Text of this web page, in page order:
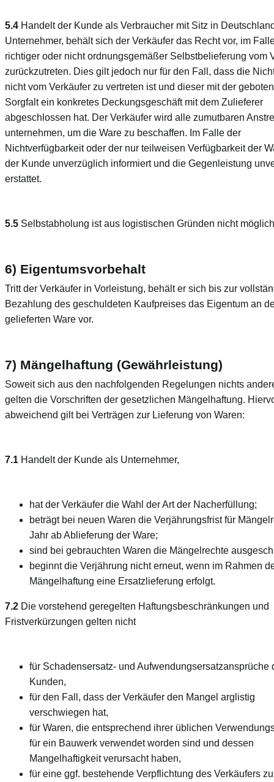
5.4 Handelt der Kunde als Verbraucher mit Sitz in
Unternehmer, behält sich der Verkäufer das Recht vor, im
richtiger oder nicht ordnungsgemäßer Selbstbelieferung vom
zurückzutreten. Dies gilt jedoch nur für den Fall, dass die
nicht vom Verkäufer zu vertreten ist und dieser mit der
Sorgfalt ein konkretes Deckungsgeschäft mit dem Zulieferer
abgeschlossen hat. Der Verkäufer wird alle zumutbaren
unternehmen, um die Ware zu beschaffen. Im Falle der
Nichtverfügbarkeit oder der nur teilweisen Verfügbarkeit der
der Kunde unverzüglich informiert und die Gegenleistung
erstattet.
5.5 Selbstabholung ist aus logistischen Gründen nicht
6) Eigentumsvorbehalt
Tritt der Verkäufer in Vorleistung, behält er sich bis zur
Bezahlung des geschuldeten Kaufpreises das Eigentum an
gelieferten Ware vor.
7) Mängelhaftung (Gewährleistung)
Soweit sich aus den nachfolgenden Regelungen nichts
gelten die Vorschriften der gesetzlichen Mängelhaftung.
abweichend gilt bei Verträgen zur Lieferung von Waren:
7.1 Handelt der Kunde als Unternehmer,
hat der Verkäufer die Wahl der Art der Nacherfüllung;
beträgt bei neuen Waren die Verjährungsfrist für
Jahr ab Ablieferung der Ware;
sind bei gebrauchten Waren die Mängelrechte
beginnt die Verjährung nicht erneut, wenn im Rahmen
Mängelhaftung eine Ersatzlieferung erfolgt.
7.2 Die vorstehend geregelten Haftungsbeschränkungen und
Fristverkürzungen gelten nicht
für Schadensersatz- und Aufwendungsersatzansprüche
Kunden,
für den Fall, dass der Verkäufer den Mangel arglistig
verschwiegen hat,
für Waren, die entsprechend ihrer üblichen
für ein Bauwerk verwendet worden sind und dessen
Mangelhaftigkeit verursacht haben,
für eine ggf. bestehende Verpflichtung des Verkäufers